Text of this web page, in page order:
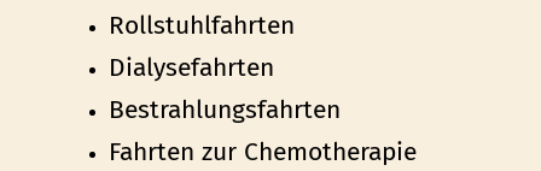
Rollstuhlfahrten
Dialysefahrten
Bestrahlungsfahrten
Fahrten zur Chemotherapie